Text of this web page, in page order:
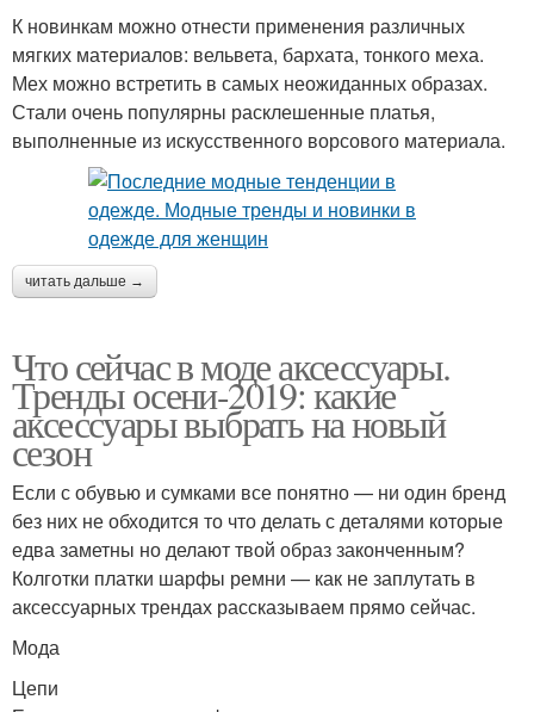
К новинкам можно отнести применения различных
мягких материалов: вельвета, бархата, тонкого меха.
Мех можно встретить в самых неожиданных образах.
Стали очень популярны расклешенные платья,
выполненные из искусственного ворсового материала.
читать дальше →
Что сейчас в моде аксессуары.
Тренды осени-2019: какие
аксессуары выбрать на новый
сезон
Если с обувью и сумками все понятно — ни один бренд
без них не обходится то что делать с деталями которые
едва заметны но делают твой образ законченным?
Колготки платки шарфы ремни — как не заплутать в
аксессуарных трендах рассказываем прямо сейчас.
Мода
Цепи